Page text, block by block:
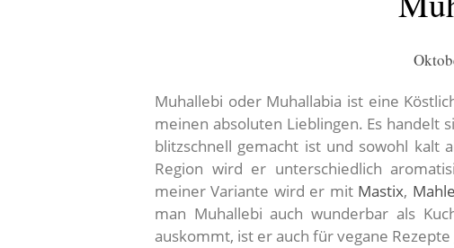
Muhallebi oder Muhallabia ist eine
meinen absoluten Lieblingen. Es handelt
blitzschnell gemacht ist und sowohl kalt
Region wird er unterschiedlich
meiner Variante wird er mit Mastix,
man Muhallebi auch wunderbar als
auskommt, ist er auch für vegane